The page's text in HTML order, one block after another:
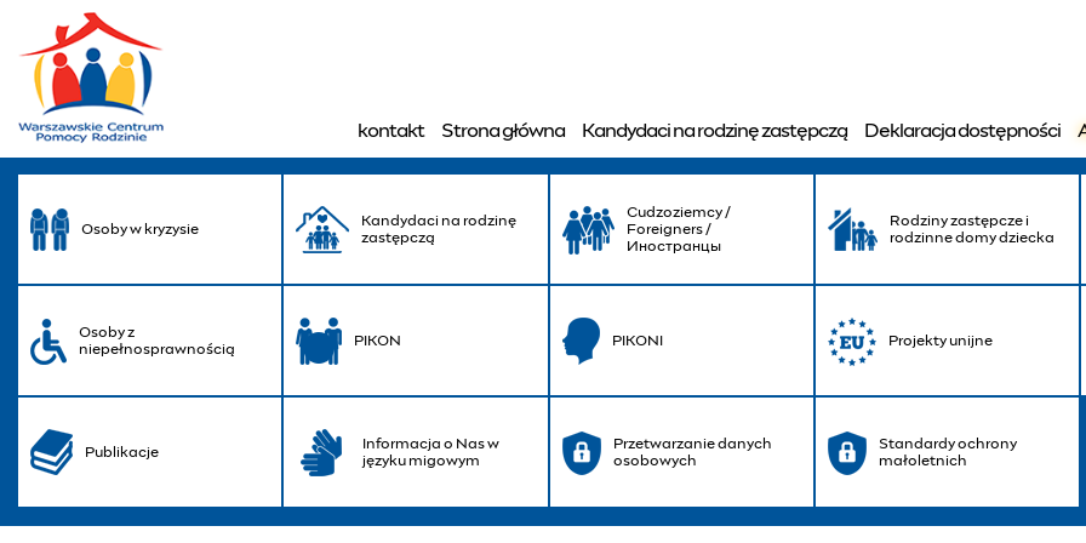
Aktualności - Warszawskie Centrum Pomocy
kontakt Strona główna Kandydaci na rodzinę zastępczą Deklaracja dostępności
Osoby w kryzysie
Kandydaci na rodzinę
zastępczą
Cudzoziemcy /
Foreigners /
Иностранцы
Rodziny zastępcze i
rodzinne domy dziecka
Osoby z
niepełnosprawnością
PIKON PIKONI Projekty unijne
Publikacje
Informacja o Nas w
języku migowym
Przetwarzanie danych
osobowych
Standardy ochrony
małoletnich